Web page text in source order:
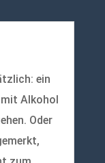
ein
Alkohol
Oder